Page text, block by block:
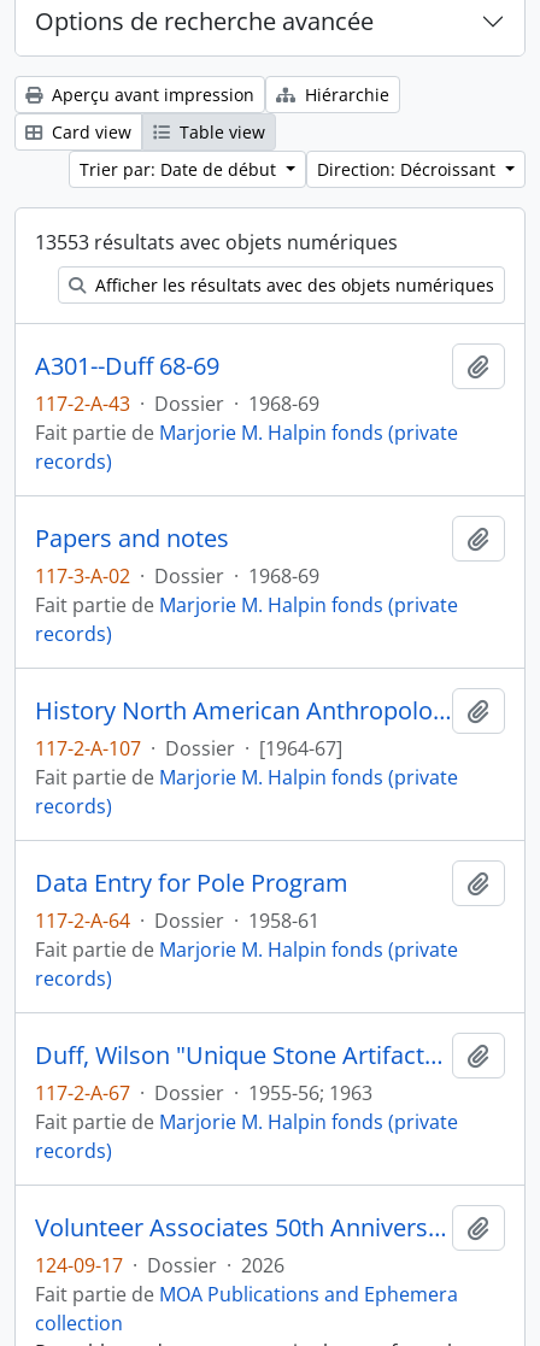
Options de recherche avancée
Aperçu avant impression
Hiérarchie
Card view
Table view
Trier par: Date de début
Direction: Décroissant
13553 résultats avec objets numériques
Afficher les résultats avec des objets numériques
A301--Duff 68-69
117-2-A-43 · Dossier · 1968-69
Fait partie de Marjorie M. Halpin fonds (private
records)
Papers and notes
117-3-A-02 · Dossier · 1968-69
Fait partie de Marjorie M. Halpin fonds (private
records)
History North American Anthropology--general
117-2-A-107 · Dossier · [1964-67]
Fait partie de Marjorie M. Halpin fonds (private
records)
Data Entry for Pole Program
117-2-A-64 · Dossier · 1958-61
Fait partie de Marjorie M. Halpin fonds (private
records)
Duff, Wilson "Unique Stone Artifacts from the Gulf Islands"
117-2-A-67 · Dossier · 1955-56; 1963
Fait partie de Marjorie M. Halpin fonds (private
records)
Volunteer Associates 50th Anniversary
124-09-17 · Dossier · 2026
Fait partie de MOA Publications and Ephemera
collection